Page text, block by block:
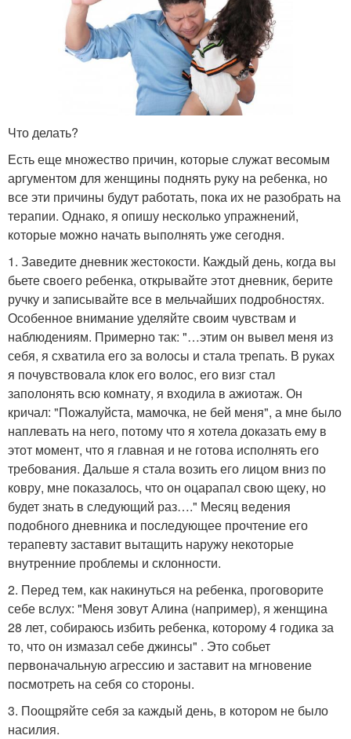
Что делать?
Есть еще множество причин, которые служат весомым
аргументом для женщины поднять руку на ребенка, но
все эти причины будут работать, пока их не разобрать на
терапии. Однако, я опишу несколько упражнений,
которые можно начать выполнять уже сегодня.
1. Заведите дневник жестокости. Каждый день, когда вы
бьете своего ребенка, открывайте этот дневник, берите
ручку и записывайте все в мельчайших подробностях.
Особенное внимание уделяйте своим чувствам и
наблюдениям. Примерно так: "…этим он вывел меня из
себя, я схватила его за волосы и стала трепать. В руках
я почувствовала клок его волос, его визг стал
заполонять всю комнату, я входила в ажиотаж. Он
кричал: "Пожалуйста, мамочка, не бей меня", а мне было
наплевать на него, потому что я хотела доказать ему в
этот момент, что я главная и не готова исполнять его
требования. Дальше я стала возить его лицом вниз по
ковру, мне показалось, что он оцарапал свою щеку, но
будет знать в следующий раз…." Месяц ведения
подобного дневника и последующее прочтение его
терапевту заставит вытащить наружу некоторые
внутренние проблемы и склонности.
2. Перед тем, как накинуться на ребенка, проговорите
себе вслух: "Меня зовут Алина (например), я женщина
28 лет, собираюсь избить ребенка, которому 4 годика за
то, что он измазал себе джинсы" . Это собьет
первоначальную агрессию и заставит на мгновение
посмотреть на себя со стороны.
3. Поощряйте себя за каждый день, в котором не было
насилия.